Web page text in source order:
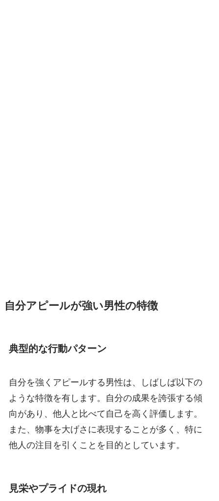
自分アピールが強い男性の特徴
典型的な行動パターン
自分を強くアピールする男性は、しばしば以下の
ような特徴を有します。自分の成果を誇張する傾
向があり、他人と比べて自己を高く評価します。
また、物事を大げさに表現することが多く、特に
他人の注目を引くことを目的としています。
見栄やプライドの現れ